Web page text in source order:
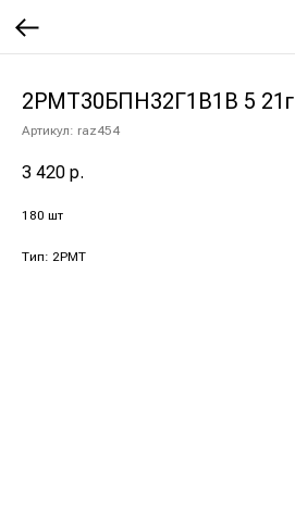
2РМТ30БПН32Г1В1В 5 21г
Артикул: raz454
3 420 р.
180 шт
Тип: 2РМТ